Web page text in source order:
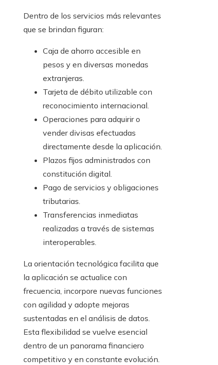
Dentro de los servicios más relevantes
que se brindan figuran:
Caja de ahorro accesible en
pesos y en diversas monedas
extranjeras.
Tarjeta de débito utilizable con
reconocimiento internacional.
Operaciones para adquirir o
vender divisas efectuadas
directamente desde la aplicación.
Plazos fijos administrados con
constitución digital.
Pago de servicios y obligaciones
tributarias.
Transferencias inmediatas
realizadas a través de sistemas
interoperables.
La orientación tecnológica facilita que
la aplicación se actualice con
frecuencia, incorpore nuevas funciones
con agilidad y adopte mejoras
sustentadas en el análisis de datos.
Esta flexibilidad se vuelve esencial
dentro de un panorama financiero
competitivo y en constante evolución.